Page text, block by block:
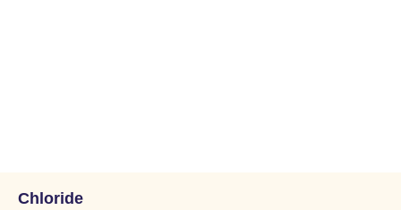
Chloride